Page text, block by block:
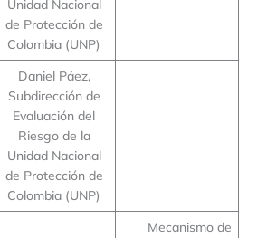
Unidad Nacional
de Protección de
Colombia (UNP)
Daniel Páez,
Subdirección de
Evaluación del
Riesgo de la
Unidad Nacional
de Protección de
Colombia (UNP)
Mecanismo de